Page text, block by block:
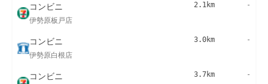
コンビニ
伊勢原板戸店
2.1km -
コンビニ
伊勢原白根店
3.0km -
コンビニ 3.7km -